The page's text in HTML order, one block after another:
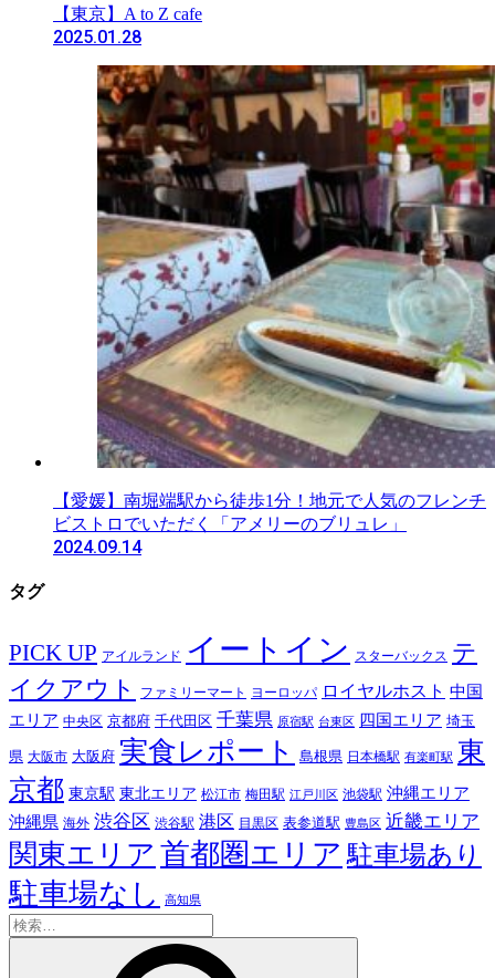
【東京】A to Z cafe
2025.01.28
【愛媛】南堀端駅から徒歩1分！地元で人気のフレンチ
ビストロでいただく「アメリーのブリュレ」
2024.09.14
タグ
PICK UP アイルランド イートイン スターバックス テ
イクアウト
ファミリーマート ヨーロッパ ロイヤルホスト 中国
エリア 中央区 京都府 千代田区 千葉県 原宿駅 台東区 四国エリア 埼玉
県 大阪市 大阪府 実食レポート 島根県 日本橋駅 有楽町駅 東
京都 東京駅 東北エリア 松江市 梅田駅 江戸川区 池袋駅 沖縄エリア
沖縄県 海外 渋谷区 渋谷駅 港区 目黒区 表参道駅 豊島区 近畿エリア
関東エリア 首都圏エリア 駐車場あり
駐車場なし 高知県
検
索: